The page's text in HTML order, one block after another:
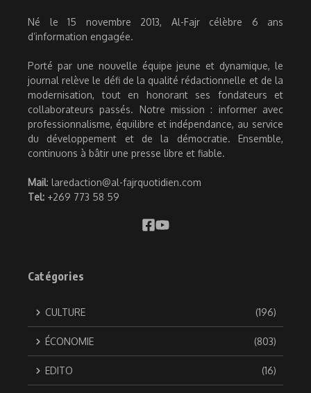
Né le 15 novembre 2013, Al-Fajr célèbre 6 ans
d’information engagée.
Porté par une nouvelle équipe jeune et dynamique, le
journal relève le défi de la qualité rédactionnelle et de la
modernisation, tout en honorant ses fondateurs et
collaborateurs passés. Notre mission : informer avec
professionnalisme, équilibre et indépendance, au service
du développement et de la démocratie. Ensemble,
continuons à bâtir une presse libre et fiable.
Mail: laredaction@al-fajrquotidien.com
Tel: +269 773 58 59
Catégories
CULTURE (196)
ÉCONOMIE (803)
EDITO (16)